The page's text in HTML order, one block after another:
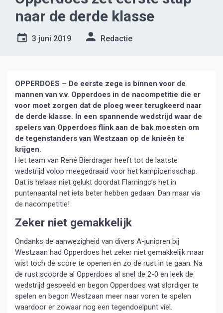
naar de derde klasse
3 juni 2019 Redactie
OPPERDOES – De eerste zege is binnen voor de
mannen van v.v. Opperdoes in de nacompetitie die er
voor moet zorgen dat de ploeg weer terugkeerd naar
de derde klasse. In een spannende wedstrijd waar de
spelers van Opperdoes flink aan de bak moesten om
de tegenstanders van Westzaan op de knieën te
krijgen.
Het team van René Bierdrager heeft tot de laatste
wedstrijd volop meegedraaid voor het kampioensschap.
Dat is helaas niet gelukt doordat Flamingo’s het in
puntenaantal net iets beter hebben gedaan. Dan maar via
de nacompetitie!
Zeker niet gemakkelijk
Ondanks de aanwezigheid van divers A-junioren bij
Westzaan had Opperdoes het zeker niet gemakkelijk maar
wist toch de score te openen en zo de rust in te gaan. Na
de rust scoorde al Opperdoes al snel de 2-0 en leek de
wedstrijd gespeeld en begon Opperdoes wat slordiger te
spelen en begon Westzaan meer naar voren te spelen
waardoor er zowaar nog een tegendoelpunt viel.